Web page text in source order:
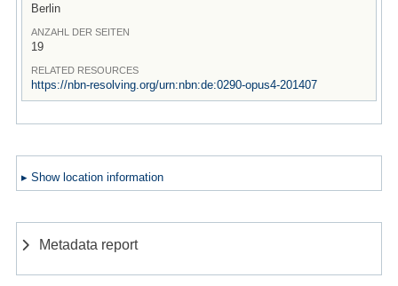
Berlin
ANZAHL DER SEITEN
19
RELATED RESOURCES
https://nbn-resolving.org/urn:nbn:de:0290-opus4-201407
▸ Show location information
Metadata report